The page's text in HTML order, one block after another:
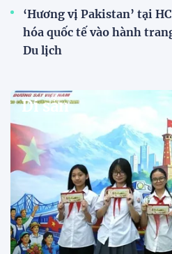
‘Hương vị Pakistan’ tại
hóa quốc tế vào hành
Du lịch
Di sản